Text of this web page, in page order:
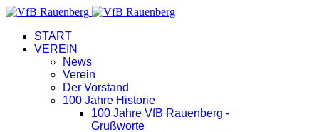
START
VEREIN
News
Verein
Der Vorstand
100 Jahre Historie
100 Jahre VfB Rauenberg -
Grußworte